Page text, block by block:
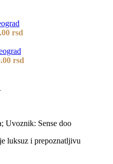
rsd
rsd
Uvoznik: Sense doo
luksuz i prepoznatljivu